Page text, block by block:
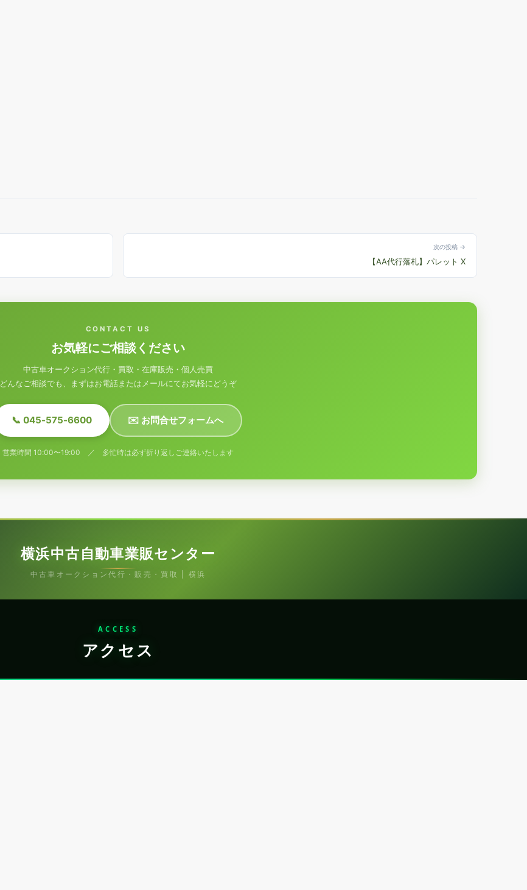
次の投稿 →
【AA代行落札】パレット X
CONTACT US
お気軽にご相談ください
中古車オークション代行・買取・在庫販売・個人売買
どんなご相談でも、まずはお電話またはメールにてお気軽にどうぞ
📞 045-575-6600 ✉️ お問合せフォームへ
営業時間 10:00〜19:00 ／ 多忙時は必ず折り返しご連絡いたします
横浜中古自動車業販センター
中古車オークション代行・販売・買取 | 横浜
ACCESS
アクセス